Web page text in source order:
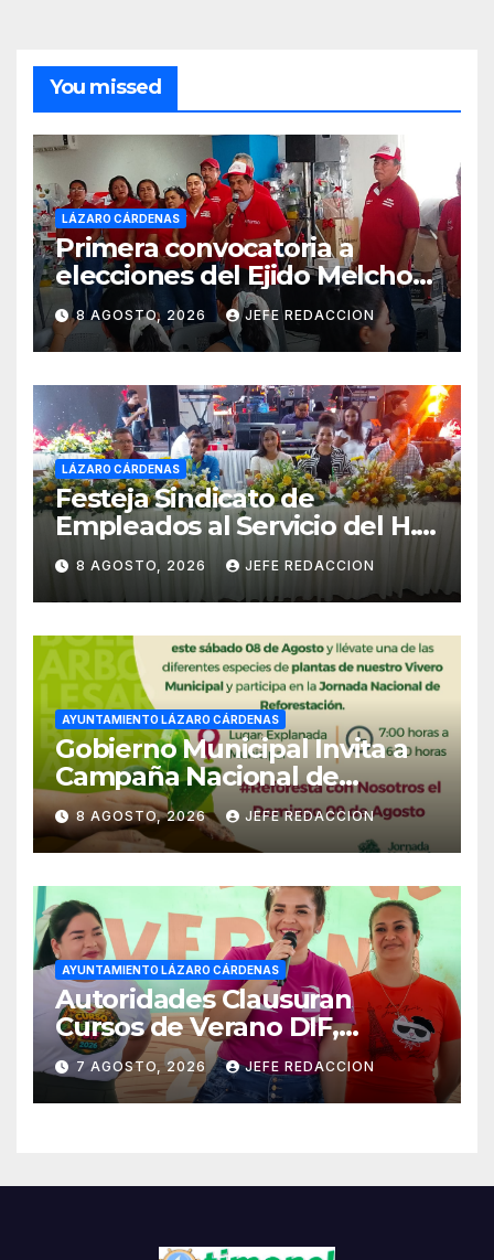
You missed
LÁZARO CÁRDENAS
Primera convocatoria a
elecciones del Ejido Melchor
Ocampo en Lázaro Cárdenas
el domingo
8 AGOSTO, 2026 JEFE REDACCION
LÁZARO CÁRDENAS
Festeja Sindicato de
Empleados al Servicio del H.
Ayuntamiento de LZC Día del
Empleado Municipal
8 AGOSTO, 2026 JEFE REDACCION
AYUNTAMIENTO LÁZARO CÁRDENAS
Gobierno Municipal Invita a
Campaña Nacional de
Reforestación
8 AGOSTO, 2026 JEFE REDACCION
AYUNTAMIENTO LÁZARO CÁRDENAS
Autoridades Clausuran
Cursos de Verano DIF,
Seguridad Pública y Casa de
Cultura 2026
7 AGOSTO, 2026 JEFE REDACCION